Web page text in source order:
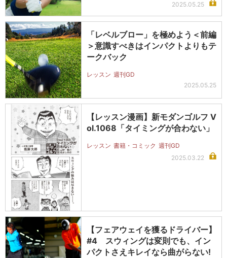
2025.05.25
「レベルブロー」を極めよう＜前編
＞意識すべきはインパクトよりもテ
ークバック
レッスン 週刊GD
2025.05.25
【レッスン漫画】新モダンゴルフ V
ol.1068「タイミングが合わない」
レッスン 書籍・コミック 週刊GD
2025.03.22
【フェアウェイを獲るドライバー】
#4 スウィングは変則でも、イン
パクトさえキレイなら曲がらない!